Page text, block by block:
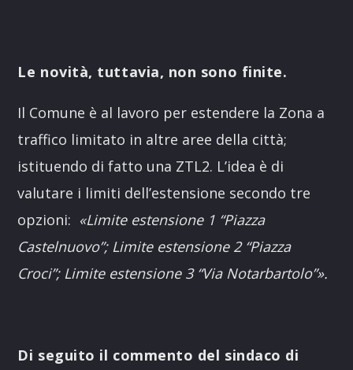
Le novità, tuttavia, non sono finite.
Il Comune è al lavoro per estendere la Zona a
traffico limitato in altre aree della città;
istituendo di fatto una ZTL2. L’idea è di
valutare i limiti dell’estensione secondo tre
opzioni: «Limite estensione 1 “Piazza
Castelnuovo”; Limite estensione 2 “Piazza
Croci”; Limite estensione 3 “Via Notarbartolo”».
Di seguito il commento del sindaco di